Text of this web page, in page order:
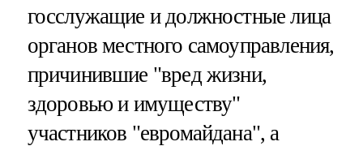
госслужащие и должностные лица
органов местного самоуправления,
причинившие "вред жизни,
здоровью и имуществу"
участников "евромайдана", а